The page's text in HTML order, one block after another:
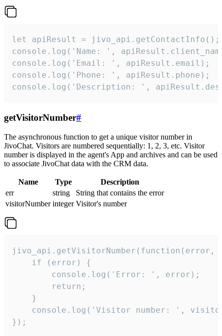
let apiResult = jivo_api.getContactInfo();
console.log('Name: ',
console.log('Email: ', apiResult.email);
console.log('Phone: ', apiResult.phone);
console.log('Description: ',
getVisitorNumber#
The asynchronous function to get a unique visitor number in
JivoChat. Visitors are numbered sequentially: 1, 2, 3, etc. Visitor
number is displayed in the agent's App and archives and can be used
to associate JivoChat data with the CRM data.
Name Type
Description
err
string
String that contains the error
visitorNumber integer Visitor's number
jivo_api.getVisitorNumber(function(error,
    if (error) {
        console.log('Error: ', error);
        return;
    }
console.log('Visitor number: ',
});